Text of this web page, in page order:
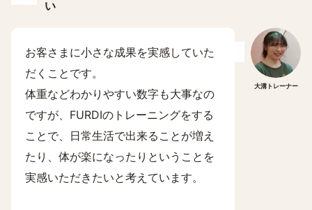
い
大溝トレーナー
お客さまに小さな成果を実感していた
だくことです。
体重などわかりやすい数字も大事なの
ですが、FURDIのトレーニングをする
ことで、日常生活で出来ることが増え
たり、体が楽になったりということを
実感いただきたいと考えています。